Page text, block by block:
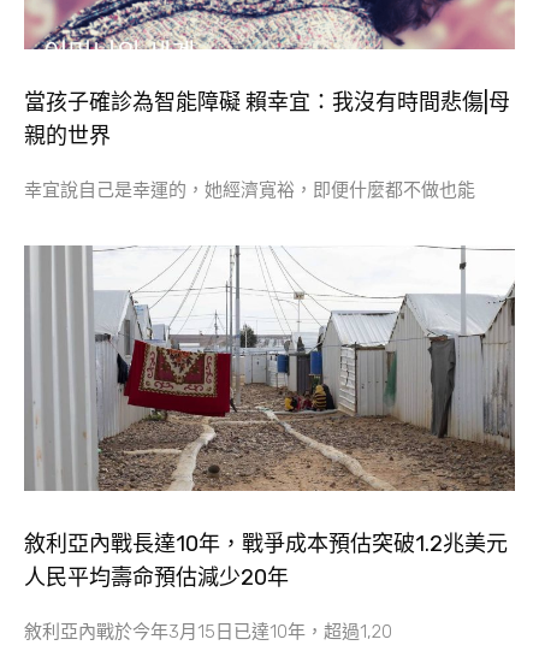
當孩子確診為智能障礙 賴幸宜：我沒有時間悲傷|母
親的世界
幸宜說自己是幸運的，她經濟寬裕，即便什麼都不做也能
敘利亞內戰長達10年，戰爭成本預估突破1.2兆美元
人民平均壽命預估減少20年
敘利亞內戰於今年3月15日已達10年，超過1,20